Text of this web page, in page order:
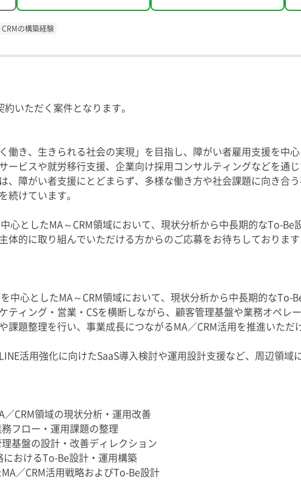
CRMの構築経験
いただく案件となります。
働き、生きられる社会の実現」を目指し、障がい者雇用支援を中
ービスや就労移行支援、企業向け採用コンサルティングなどを通
、障がい者支援にとどまらず、多様な働き方や社会課題に向き合
続けています。
心としたMA～CRM領域において、現状分析から中長期的なTo-Be
体的に取り組んでいただける方からのご応募をお待ちしておりま
中心としたMA～CRM領域において、現状分析から中長期的なTo-
ティング・営業・CSを横断しながら、顧客管理基盤や業務オペレ
課題整理を行い、事業成長につながるMA／CRM活用を推進いただ
活用強化に向けたSaaS導入検討や運用設計支援など、周辺領域
CRM領域の現状分析・運用改善
フロー・運用課題の整理
基盤の設計・改善ディレクション
おけるTo-Be設計・運用構築
／CRM活用戦略およびTo-Be設計